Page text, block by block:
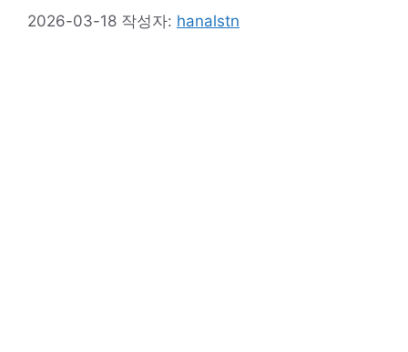
2026-03-18 작성자: hanalstn